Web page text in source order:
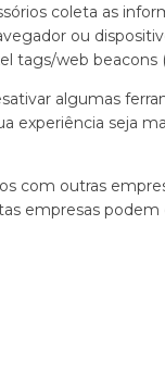
coleta as
ou
tags/web beacons
algumas
experiência seja
com outras
empresas